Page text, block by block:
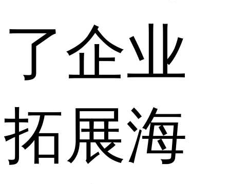
了企业
拓展海